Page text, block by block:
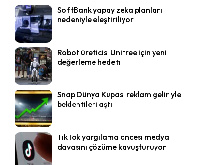
SoftBank yapay zeka planları
nedeniyle eleştiriliyor
Robot üreticisi Unitree için yeni
değerleme hedefi
Snap Dünya Kupası reklam geliriyle
beklentileri aştı
TikTok yargılama öncesi medya
davasını çözüme kavuşturuyor